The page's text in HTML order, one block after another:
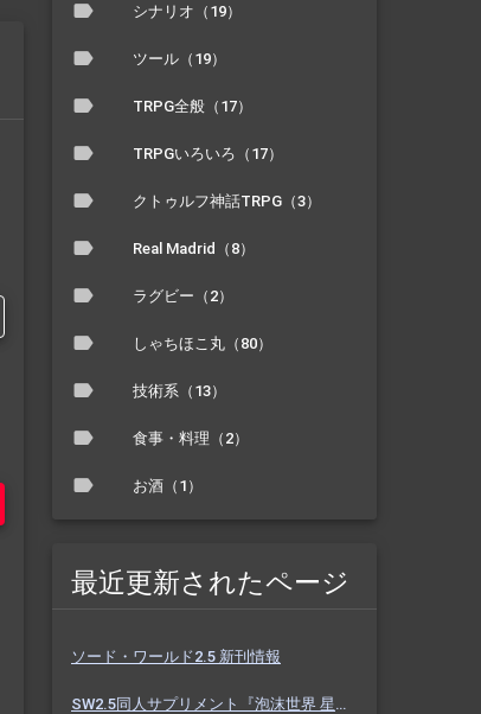
シナリオ（19）
ツール（19）
TRPG全般（17）
TRPGいろいろ（17）
クトゥルフ神話TRPG（3）
Real Madrid（8）
ラグビー（2）
しゃちほこ丸（80）
技術系（13）
食事・料理（2）
お酒（1）
最近更新されたページ
ソード・ワールド2.5 新刊情報
SW2.5同人サプリメント『泡沫世界 星と砂のノクターン』 #ホスノク